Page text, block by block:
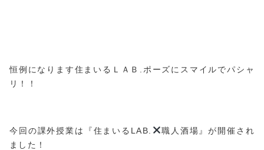
恒例になります住まいるＬＡＢ.ポーズにスマイルでパシャ
リ！！
今回の課外授業は『住まいるLAB.
職人酒場』が開催され
ました！